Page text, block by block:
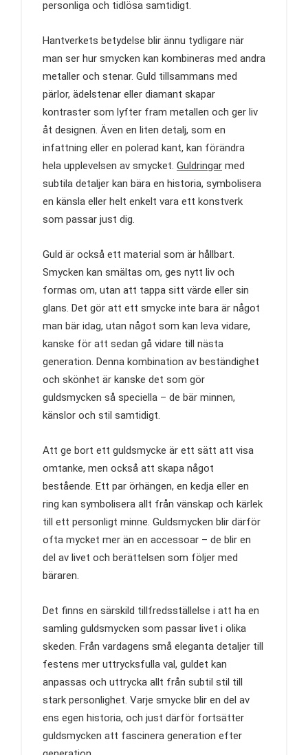
personliga och tidlösa samtidigt.
Hantverkets betydelse blir ännu tydligare när
man ser hur smycken kan kombineras med andra
metaller och stenar. Guld tillsammans med
pärlor, ädelstenar eller diamant skapar
kontraster som lyfter fram metallen och ger liv
åt designen. Även en liten detalj, som en
infattning eller en polerad kant, kan förändra
hela upplevelsen av smycket. Guldringar med
subtila detaljer kan bära en historia, symbolisera
en känsla eller helt enkelt vara ett konstverk
som passar just dig.
Guld är också ett material som är hållbart.
Smycken kan smältas om, ges nytt liv och
formas om, utan att tappa sitt värde eller sin
glans. Det gör att ett smycke inte bara är något
man bär idag, utan något som kan leva vidare,
kanske för att sedan gå vidare till nästa
generation. Denna kombination av beständighet
och skönhet är kanske det som gör
guldsmycken så speciella – de bär minnen,
känslor och stil samtidigt.
Att ge bort ett guldsmycke är ett sätt att visa
omtanke, men också att skapa något
bestående. Ett par örhängen, en kedja eller en
ring kan symbolisera allt från vänskap och kärlek
till ett personligt minne. Guldsmycken blir därför
ofta mycket mer än en accessoar – de blir en
del av livet och berättelsen som följer med
bäraren.
Det finns en särskild tillfredsställelse i att ha en
samling guldsmycken som passar livet i olika
skeden. Från vardagens små eleganta detaljer till
festens mer uttrycksfulla val, guldet kan
anpassas och uttrycka allt från subtil stil till
stark personlighet. Varje smycke blir en del av
ens egen historia, och just därför fortsätter
guldsmycken att fascinera generation efter